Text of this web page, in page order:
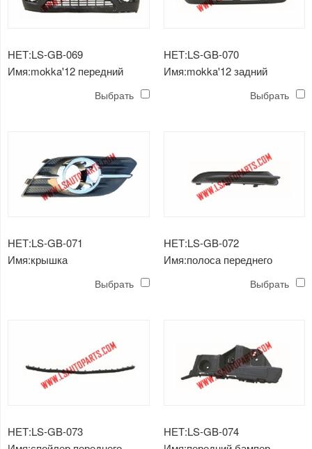
НЕТ:LS-GB-069
Имя:mokka'12 передний
Выбрать
НЕТ:LS-GB-070
Имя:mokka'12 задний
Выбрать
НЕТ:LS-GB-071
Имя:крышка
Выбрать
НЕТ:LS-GB-072
Имя:полоса переднего
Выбрать
НЕТ:LS-GB-073
НЕТ:LS-GB-074